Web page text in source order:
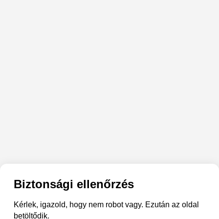
Biztonsági ellenőrzés
Kérlek, igazold, hogy nem robot vagy. Ezután az oldal
betöltődik.